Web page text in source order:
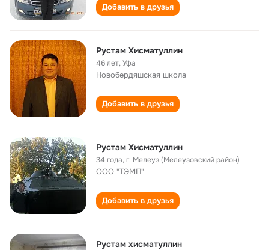
Добавить в друзья
Рустам Хисматуллин
46 лет,Уфа
Новобердяшская школа
Добавить в друзья
Рустам Хисматуллин
34 года,г. Мелеуз (Мелеузовский район)
ООО "ТЭМП"
Добавить в друзья
Рустам хисматуллин